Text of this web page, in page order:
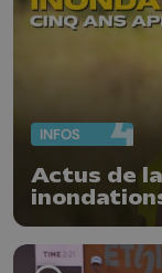
INFOS
Actus de